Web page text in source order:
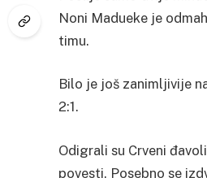
Noni Madueke je
timu.
Bilo je još zanimljivije
2:1.
Odigrali su Crveni
povesti. Posebno se